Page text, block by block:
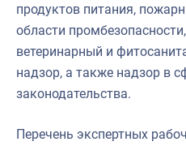
продуктов питания,
области
ветеринарный и
надзор, а также надзор в
законодательства.
Перечень экспертных